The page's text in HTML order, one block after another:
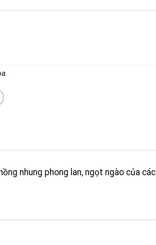
nhung phong lan, ngọt ngào của các